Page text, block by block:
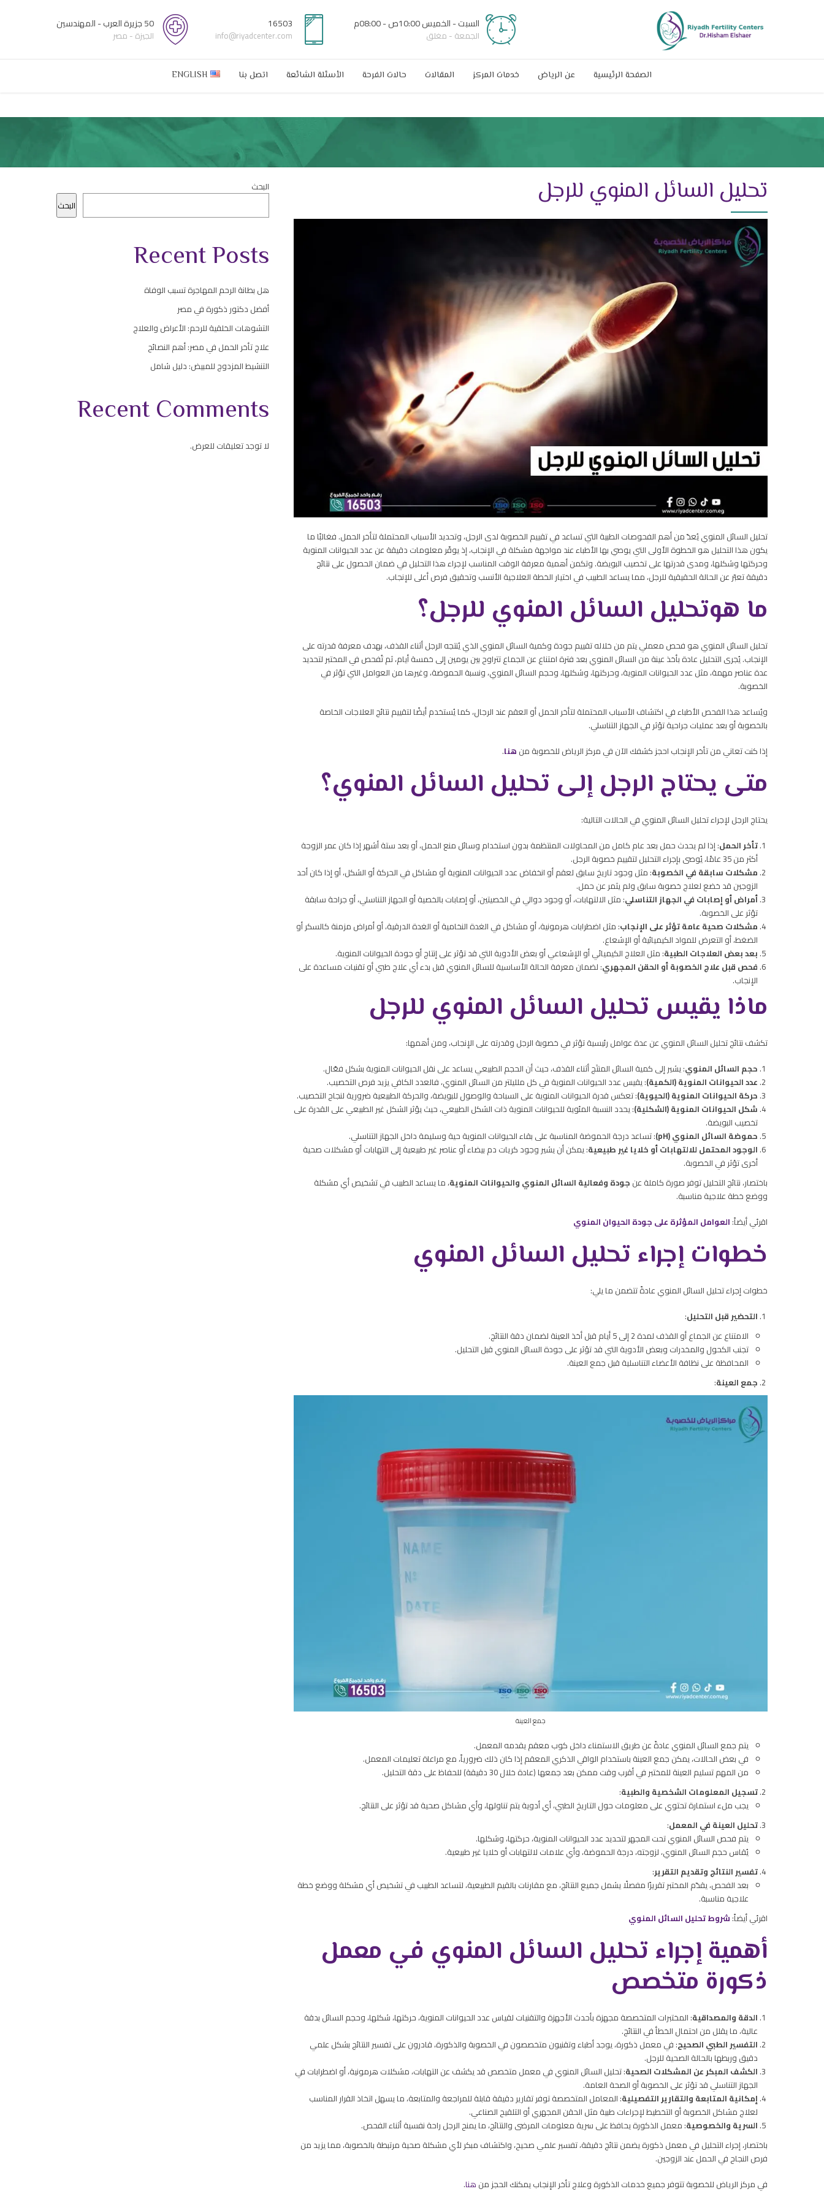
السبت - الخميس 10:00ص - 08:00م
الجمعة - مغلق
16503
info@riyadcenter.com
50 جزيرة العرب - المهندسين
الجيزة - مصر
الصفحة الرئيسية عن الرياض خدمات المركز المقالات حالات الفرحة الأسئلة الشائعة اتصل بنا ENGLISH
تحليل السائل المنوي للرجل
تحليل السائل المنوي يُعدّ من أهم الفحوصات الطبية التي تساعد في تقييم الخصوبة لدى الرجل، وتحديد الأسباب المحتملة لتأخر الحمل. فغالبًا ما
يكون هذا التحليل هو الخطوة الأولى التي يوصي بها الأطباء عند مواجهة مشكلة في الإنجاب، إذ يوفّر معلومات دقيقة عن عدد الحيوانات المنوية
وحركتها وشكلها، ومدى قدرتها على تخصيب البويضة. وتكمن أهمية معرفة الوقت المناسب لإجراء هذا التحليل في ضمان الحصول على نتائج
دقيقة تعبّر عن الحالة الحقيقية للرجل، مما يساعد الطبيب في اختيار الخطة العلاجية الأنسب وتحقيق فرص أعلى للإنجاب.
ما هوتحليل السائل المنوي للرجل؟
تحليل السائل المنوي هو فحص معملي يتم من خلاله تقييم جودة وكمية السائل المنوي الذي يُنتجه الرجل أثناء القذف، بهدف معرفة قدرته على
الإنجاب. يُجرى التحليل عادة بأخذ عينة من السائل المنوي بعد فترة امتناع عن الجماع تتراوح بين يومين إلى خمسة أيام، ثم تُفحص في المختبر لتحديد
عدة عناصر مهمة، مثل عدد الحيوانات المنوية، وحركتها، وشكلها، وحجم السائل المنوي، ونسبة الحموضة، وغيرها من العوامل التي تؤثر في
الخصوبة.
ويُساعد هذا الفحص الأطباء في اكتشاف الأسباب المحتملة لتأخر الحمل أو العقم عند الرجال، كما يُستخدم أيضًا لتقييم نتائج العلاجات الخاصة
بالخصوبة أو بعد عمليات جراحية تؤثر في الجهاز التناسلي.
إذا كنت تعاني من تأخر الإنجاب احجز كشفك الآن في مركز الرياض للخصوبة من هنا.
متى يحتاج الرجل إلى تحليل السائل المنوي؟
يحتاج الرجل لإجراء تحليل السائل المنوي في الحالات التالية:
تأخر الحمل: إذا لم يحدث حمل بعد عام كامل من المحاولات المنتظمة بدون استخدام وسائل منع الحمل، أو بعد ستة أشهر إذا كان عمر الزوجة
أكثر من 35 عامًا، يُوصى بإجراء التحليل لتقييم خصوبة الرجل.
مشكلات سابقة في الخصوبة: مثل وجود تاريخ سابق لعقم أو انخفاض عدد الحيوانات المنوية أو مشاكل في الحركة أو الشكل، أو إذا كان أحد
الزوجين قد خضع لعلاج خصوبة سابق ولم يثمر عن حمل.
أمراض أو إصابات في الجهاز التناسلي: مثل الالتهابات، أو وجود دوالي في الخصيتين، أو إصابات بالخصية أو الجهاز التناسلي، أو جراحة سابقة
تؤثر على الخصوبة.
مشكلات صحية عامة تؤثر على الإنجاب: مثل اضطرابات هرمونية، أو مشاكل في الغدة النخامية أو الغدة الدرقية، أو أمراض مزمنة كالسكر أو
الضغط، أو التعرض للمواد الكيميائية أو الإشعاع.
بعد بعض العلاجات الطبية: مثل العلاج الكيميائي أو الإشعاعي أو بعض الأدوية التي قد تؤثر على إنتاج أو جودة الحيوانات المنوية.
فحص قبل علاج الخصوبة أو الحقن المجهري: لضمان معرفة الحالة الأساسية للسائل المنوي قبل بدء أي علاج طبي أو تقنيات مساعدة على
الإنجاب.
ماذا يقيس تحليل السائل المنوي للرجل
تكشف نتائج تحليل السائل المنوي عن عدة عوامل رئيسية تؤثر في خصوبة الرجل وقدرته على الإنجاب، ومن أهمها:
حجم السائل المنوي: يشير إلى كمية السائل المنتَج أثناء القذف، حيث أن الحجم الطبيعي يساعد على نقل الحيوانات المنوية بشكل فعّال.
عدد الحيوانات المنوية (الكمية): يقيس عدد الحيوانات المنوية في كل ملليلتر من السائل المنوي، فالعدد الكافي يزيد فرص التخصيب.
حركة الحيوانات المنوية (الحيوية): تعكس قدرة الحيوانات المنوية على السباحة والوصول للبويضة، والحركة الطبيعية ضرورية لنجاح التخصيب.
شكل الحيوانات المنوية (الشكلية): يحدد النسبة المئوية للحيوانات المنوية ذات الشكل الطبيعي، حيث يؤثر الشكل غير الطبيعي على القدرة على
تخصيب البويضة.
حموضة السائل المنوي (pH)
: تساعد درجة الحموضة المناسبة على بقاء الحيوانات المنوية حية وسليمة داخل الجهاز التناسلي.
الوجود المحتمل للالتهابات أو خلايا غير طبيعية: يمكن أن يشير وجود كريات دم بيضاء أو عناصر غير طبيعية إلى التهابات أو مشكلات صحية
أخرى تؤثر في الخصوبة.
باختصار، نتائج التحليل توفر صورة كاملة عن جودة وفعالية السائل المنوي والحيوانات المنوية، ما يساعد الطبيب في تشخيص أي مشكلة
ووضع خطة علاجية مناسبة.
اقرئي أيضاً: العوامل المؤثرة على جودة الحيوان المنوي
خطوات إجراء تحليل السائل المنوي
خطوات إجراء تحليل السائل المنوي عادةً تتضمن ما يلي:
التحضير قبل التحليل:
الامتناع عن الجماع أو القذف لمدة 2 إلى 5 أيام قبل أخذ العينة لضمان دقة النتائج.
تجنب الكحول والمخدرات وبعض الأدوية التي قد تؤثر على جودة السائل المنوي قبل التحليل.
المحافظة على نظافة الأعضاء التناسلية قبل جمع العينة.
جمع العينة:
جمع العينة
يتم جمع السائل المنوي عادةً عن طريق الاستمناء داخل كوب معقم يقدمه المعمل.
في بعض الحالات، يمكن جمع العينة باستخدام الواقي الذكري المعقم إذا كان ذلك ضرورياً، مع مراعاة تعليمات المعمل.
من المهم تسليم العينة للمختبر في أقرب وقت ممكن بعد جمعها (عادة خلال 30 دقيقة) للحفاظ على دقة التحليل.
تسجيل المعلومات الشخصية والطبية:
يجب ملء استمارة تحتوي على معلومات حول التاريخ الطبي، أي أدوية يتم تناولها، وأي مشاكل صحية قد تؤثر على النتائج.
تحليل العينة في المعمل:
يتم فحص السائل المنوي تحت المجهر لتحديد عدد الحيوانات المنوية، حركتها، وشكلها.
يُقاس حجم السائل المنوي، لزوجته، درجة الحموضة، وأي علامات لالتهابات أو خلايا غير طبيعية.
تفسير النتائج وتقديم التقرير:
بعد الفحص، يقدّم المختبر تقريرًا مفصلًا يشمل جميع النتائج، مع مقارنات بالقيم الطبيعية، لتساعد الطبيب في تشخيص أي مشكلة ووضع خطة
علاجية مناسبة.
اقرئي أيضاً: شروط تحليل السائل المنوي
أهمية إجراء تحليل السائل المنوي في معمل
ذكورة متخصص
الدقة والمصداقية: المختبرات المتخصصة مجهزة بأحدث الأجهزة والتقنيات لقياس عدد الحيوانات المنوية، حركتها، شكلها، وحجم السائل بدقة
عالية، ما يقلل من احتمال الخطأ في النتائج.
التفسير الطبي الصحيح: في معمل ذكورة، يوجد أطباء وتقنيون متخصصون في الخصوبة والذكورة، قادرون على تفسير النتائج بشكل علمي
دقيق وربطها بالحالة الصحية للرجل.
الكشف المبكر عن المشكلات الصحية: تحليل السائل المنوي في معمل متخصص قد يكشف عن التهابات، مشكلات هرمونية، أو اضطرابات في
الجهاز التناسلي قد تؤثر على الخصوبة أو الصحة العامة.
إمكانية المتابعة والتقارير التفصيلية: المعامل المتخصصة توفر تقارير دقيقة قابلة للمراجعة والمتابعة، ما يسهل اتخاذ القرار المناسب
لعلاج مشاكل الخصوبة أو التخطيط لإجراءات طبية مثل الحقن المجهري أو التلقيح الصناعي.
السرية والخصوصية: معمل الذكورة يحافظ على سرية معلومات المرضى والنتائج، ما يمنح الرجل راحة نفسية أثناء الفحص.
باختصار، إجراء التحليل في معمل ذكورة يضمن نتائج دقيقة، تفسير علمي صحيح، واكتشاف مبكر لأي مشكلة صحية مرتبطة بالخصوبة، مما يزيد من
فرص النجاح في الحمل عند الزوجين.
في مركز الرياض للخصوبة تتوفر جميع خدمات الذكورة وعلاج تأخر الإنجاب يمكنك الحجز من هنا.
البحث
البحث
Recent Posts
هل بطانة الرحم المهاجرة تسبب الوفاة
أفضل دكتور ذكورة في مصر
التشوهات الخلقية للرحم: الأعراض والعلاج
علاج تأخر الحمل في مصر: أهم النصائح
التنشيط المزدوج للمبيض: دليل شامل
Recent Comments
لا توجد تعليقات للعرض.